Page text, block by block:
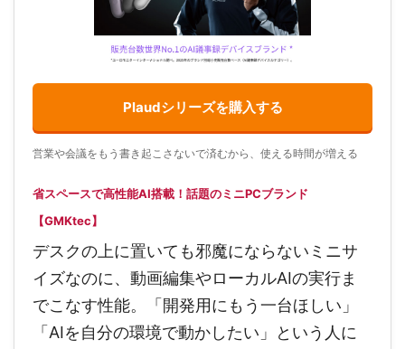
Plaudシリーズを購入する
営業や会議をもう書き起こさないで済むから、使える時間が増える
省スペースで高性能AI搭載！話題のミニPCブランド
【GMKtec】
デスクの上に置いても邪魔にならないミニサ
イズなのに、動画編集やローカルAIの実行ま
でこなす性能。「開発用にもう一台ほしい」
「AIを自分の環境で動かしたい」という人に